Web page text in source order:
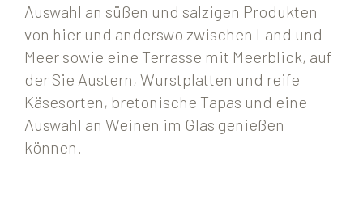
Auswahl an süßen und salzigen Produkten
von hier und anderswo zwischen Land und
Meer sowie eine Terrasse mit Meerblick, auf
der Sie Austern, Wurstplatten und reife
Käsesorten, bretonische Tapas und eine
Auswahl an Weinen im Glas genießen
können.